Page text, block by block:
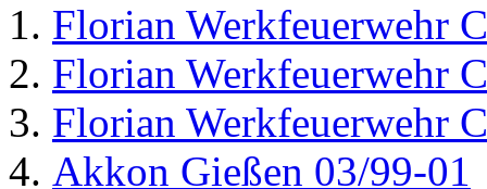
Florian Werkfeuerwehr
Florian Werkfeuerwehr
Florian Werkfeuerwehr
Akkon Gießen 03/99-01